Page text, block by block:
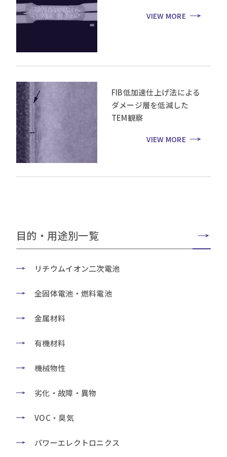
VIEW MORE
FIB低加速仕上げ法による
ダメージ層を低減した
TEM観察
VIEW MORE
目的・用途別一覧
リチウムイオン二次電池
全固体電池・燃料電池
金属材料
有機材料
機械物性
劣化・故障・異物
VOC・臭気
パワーエレクトロニクス